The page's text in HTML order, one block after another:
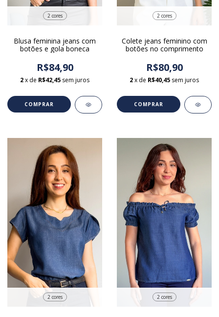
2 cores
Blusa feminina jeans com
botões e gola boneca
R$84,90
2x de R$42,45 sem juros
COMPRAR
2 cores
Colete jeans feminino com
botões no comprimento
R$80,90
2x de R$40,45 sem juros
COMPRAR
2 cores 2 cores